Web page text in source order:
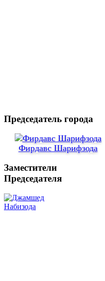
Председатель города
Фирдавс Шарифзода
Заместители
Председателя